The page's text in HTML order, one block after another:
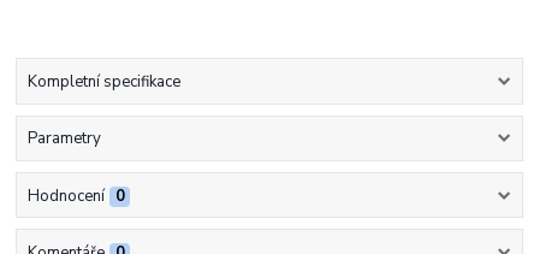
Kompletní specifikace
Parametry
Hodnocení 0